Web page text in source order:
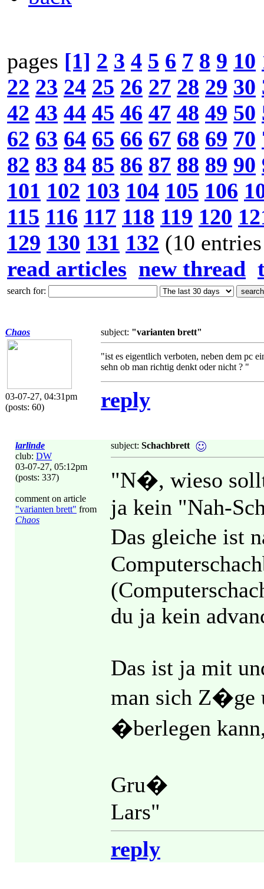
pages [1] 2 3 4 5 6 7 8 9 10
22 23 24 25 26 27 28 29 30
42 43 44 45 46 47 48 49 50
62 63 64 65 66 67 68 69 70
82 83 84 85 86 87 88 89 90
101 102 103 104 105 106
115 116 117 118 119 120
129 130 131 132 (10
read articles new thread
search for:
Chaos
03-07-27, 04:31pm
(posts: 60)
subject: "varianten brett"
"ist es eigentlich verboten, neben dem pc
sehn ob man richtig denkt oder nicht ? "
reply
larlinde
club: DW
03-07-27, 05:12pm
(posts: 337)
comment on article
"varianten brett" from
Chaos
subject: Schachbrett
"N�, wieso
ja kein "Nah-
Das gleiche ist
du ja kein
Das ist ja mit
man sich Z�ge
�berlegen
Gru�
Lars"
reply